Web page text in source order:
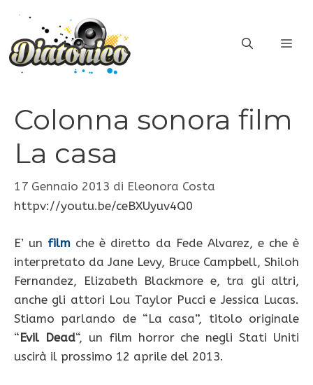
contenuto
Colonna sonora film
La casa
17 Gennaio 2013 di Eleonora Costa
httpv://youtu.be/ceBXUyuv4Q0
E’ un film che è diretto da Fede Alvarez, e che è
interpretato da Jane Levy, Bruce Campbell, Shiloh
Fernandez, Elizabeth Blackmore e, tra gli altri,
anche gli attori Lou Taylor Pucci e Jessica Lucas.
Stiamo parlando de “La casa”, titolo originale
“Evil Dead“, un film horror che negli Stati Uniti
uscirà il prossimo 12 aprile del 2013.